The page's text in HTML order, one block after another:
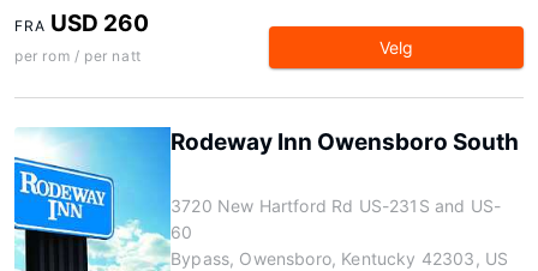
FRA USD 260
per rom / per natt Velg
Rodeway Inn Owensboro South
3720 New Hartford Rd US-231S and US-
60
Bypass, Owensboro, Kentucky 42303, US